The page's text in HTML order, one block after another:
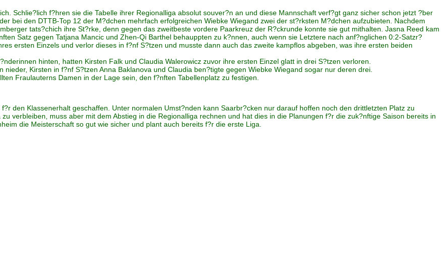
Schlie?lich f?hren sie die Tabelle ihrer Regionalliga absolut souver?n an und diese Mannschaft verf?gt ganz sicher schon jetzt ?ber
bei den DTTB-Top 12 der M?dchen mehrfach erfolgreichen Wiebke Wiegand zwei der st?rksten M?dchen aufzubieten. Nachdem
tats?chich ihre St?rke, denn gegen das zweitbeste vordere Paarkreuz der R?ckrunde konnte sie gut mithalten. Jasna Reed kam
Satz gegen Tatjana Mancic und Zhen-Qi Barthel behauppten zu k?nnen, auch wenn sie Letztere nach anf?nglichen 0:2-Satzr?
ersten Einzels und verlor dieses in f?nf S?tzen und musste dann auch das zweite kampflos abgeben, was ihre ersten beiden
hinten, hatten Kirsten Falk und Claudia Walerowicz zuvor ihre ersten Einzel glatt in drei S?tzen verloren.
Kirsten in f?nf S?tzen Anna Baklanova und Claudia ben?tigte gegen Wiebke Wiegand sogar nur deren drei.
Fraulauterns Damen in der Lage sein, den f?nften Tabellenplatz zu festigen.
den Klassenerhalt geschaffen. Unter normalen Umst?nden kann Saarbr?cken nur darauf hoffen noch den drittletzten Platz zu
verbleiben, muss aber mit dem Abstieg in die Regionalliga rechnen und hat dies in die Planungen f?r die zuk?nftige Saison bereits in
die Meisterschaft so gut wie sicher und plant auch bereits f?r die erste Liga.